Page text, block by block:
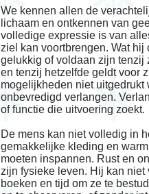
We kennen allen de
lichaam en ontkennen van
volledige expressie is van
ziel kan voortbrengen. Wat
gelukkig of voldaan zijn
en tenzij hetzelfde geldt voor
mogelijkheden niet uitgedrukt
onbevredigd verlangen.
of functie die uitvoering zoekt.
De mens kan niet volledig in
gemakkelijke kleding en
moeten inspannen. Rust en
zijn fysieke leven. Hij kan
boeken en tijd om ze te